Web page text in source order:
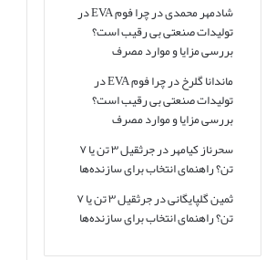
شادمهر محمدیدر
چرا فوم EVA در
تولیدات صنعتی بی رقیب است؟
بررسی مزایا و موارد مصرف
ماندانا گلرخدر
چرا فوم EVA در
تولیدات صنعتی بی رقیب است؟
بررسی مزایا و موارد مصرف
سحرناز کیامهردر
جرثقیل ۳ تن یا ۷
تن؟ راهنمای انتخاب برای سازنده‌ها
ثمین گلپایگانیدر
جرثقیل ۳ تن یا ۷
تن؟ راهنمای انتخاب برای سازنده‌ها